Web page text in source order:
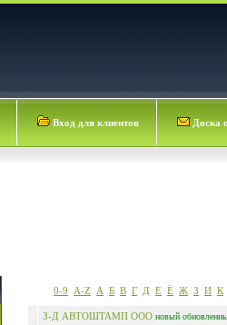
Вход для клиентов Доска
0-9 A-Z А Б В Г Д Е Ё Ж З И К
З-Д АВТОШТАМП ООО новый